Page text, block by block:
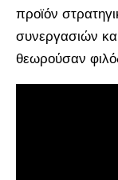
προϊόν
συνεργασιών
θεωρούσαν